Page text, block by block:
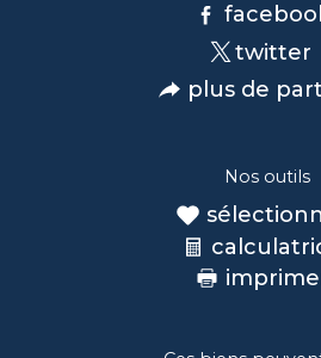
twitter
plus de
Nos outils